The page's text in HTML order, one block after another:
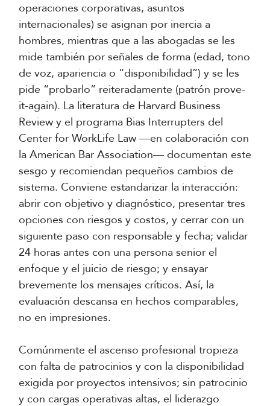
operaciones corporativas, asuntos
internacionales) se asignan por inercia a
hombres, mientras que a las abogadas se les
mide también por señales de forma (edad, tono
de voz, apariencia o “disponibilidad”) y se les
pide “probarlo” reiteradamente (patrón prove-
it-again). La literatura de Harvard Business
Review y el programa Bias Interrupters del
Center for WorkLife Law —en colaboración con
la American Bar Association— documentan este
sesgo y recomiendan pequeños cambios de
sistema. Conviene estandarizar la interacción:
abrir con objetivo y diagnóstico, presentar tres
opciones con riesgos y costos, y cerrar con un
siguiente paso con responsable y fecha; validar
24 horas antes con una persona senior el
enfoque y el juicio de riesgo; y ensayar
brevemente los mensajes críticos. Así, la
evaluación descansa en hechos comparables,
no en impresiones.
Comúnmente el ascenso profesional tropieza
con falta de patrocinios y con la disponibilidad
exigida por proyectos intensivos; sin patrocinio
y con cargas operativas altas, el liderazgo